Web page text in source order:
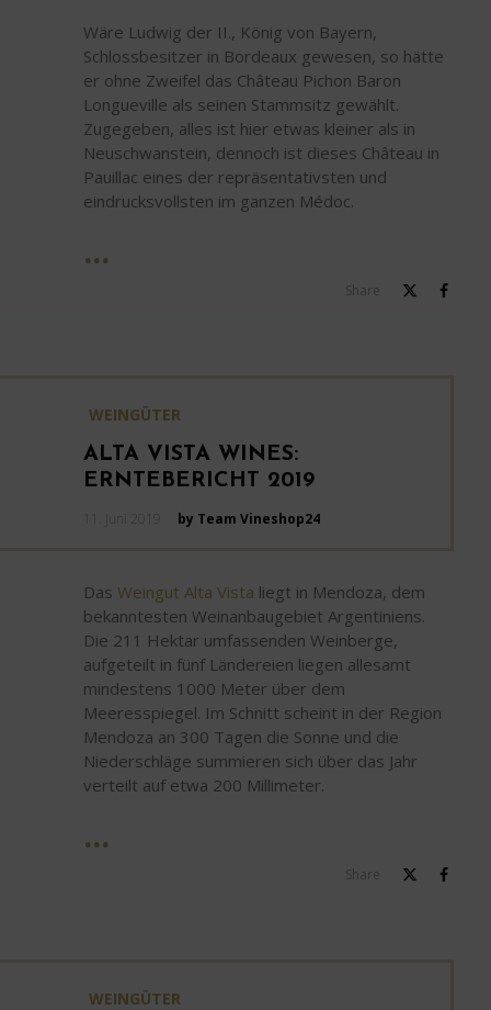
Wäre Ludwig der II., König von Bayern,
Schlossbesitzer in Bordeaux gewesen, so hätte
er ohne Zweifel das Château Pichon Baron
Longueville als seinen Stammsitz gewählt.
Zugegeben, alles ist hier etwas kleiner als in
Neuschwanstein, dennoch ist dieses Château in
Pauillac eines der repräsentativsten und
eindrucksvollsten im ganzen Médoc.
Share
WEINGÜTER
ALTA VISTA WINES:
ERNTEBERICHT 2019
11. Juni 2019 by Team Vineshop24
Das Weingut Alta Vista liegt in Mendoza, dem
bekanntesten Weinanbaugebiet Argentiniens.
Die 211 Hektar umfassenden Weinberge,
aufgeteilt in fünf Ländereien liegen allesamt
mindestens 1000 Meter über dem
Meeresspiegel. Im Schnitt scheint in der Region
Mendoza an 300 Tagen die Sonne und die
Niederschläge summieren sich über das Jahr
verteilt auf etwa 200 Millimeter.
Share
WEINGÜTER